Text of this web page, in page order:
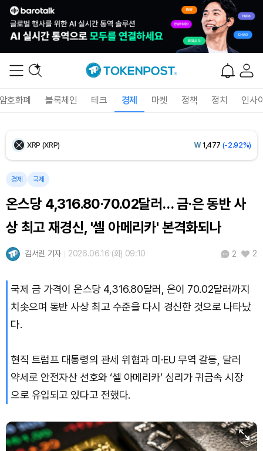
호화폐 블록체인 테크 경제 마켓 정책 정치 인사
Ethereum (ETH) ₩2,711,199(-0.56%)
XRP (XRP) ₩ 1,477 (-2.92%)
Solana (SOL)
TRON (TRX) ₩464.9(-0.26%)
Hyperliquid (HYPE) ₩ 79,691
Bitcoin (BTC) ₩91,603,308 (-0.49%)
경제 국제
온스당 4,316.80·70.02달러… 금·은 동반 사
상 최고 재경신, '셀 아메리카' 본격화되나
김서린 기자 2026.06.16 (화) 09:10 2 2
국제 금 가격이 온스당 4,316.80달러, 은이 70.02달러까지
치솟으며 동반 사상 최고 수준을 다시 경신한 것으로 나타났
다.
현직 트럼프 대통령의 관세 위협과 미·EU 무역 갈등, 달러
약세로 안전자산 선호와 ‘셀 아메리카’ 심리가 귀금속 시장
으로 유입되고 있다고 전했다.